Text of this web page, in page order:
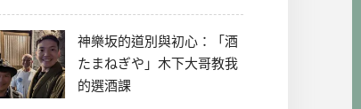
神樂坂的道別與初心：「酒
たまねぎや」木下大哥教我
的選酒課